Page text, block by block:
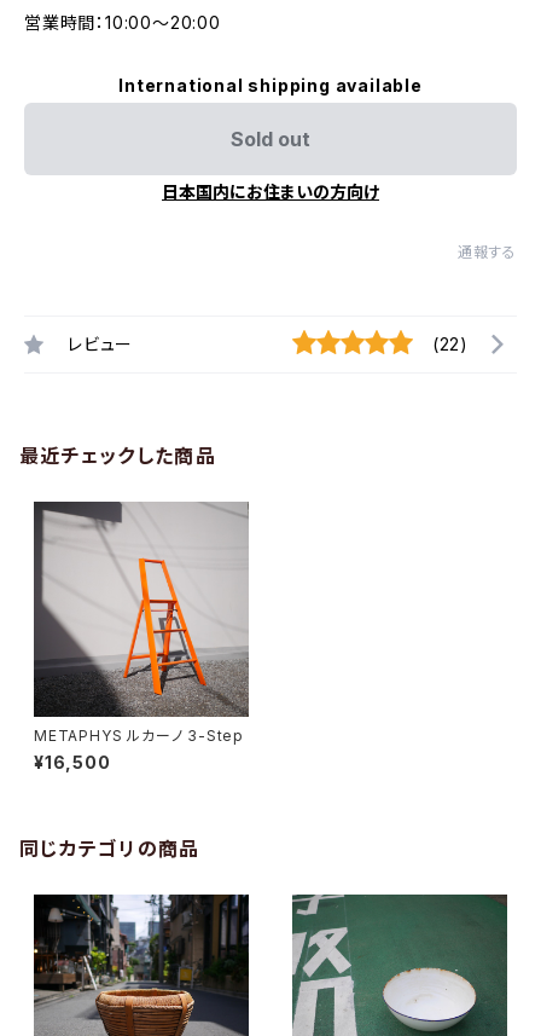
営業時間：10:00〜20:00
International shipping available
Sold out
日本国内にお住まいの方向け
通報する
レビュー (22)
最近チェックした商品
METAPHYS ルカーノ 3-Step
¥16,500
同じカテゴリの商品